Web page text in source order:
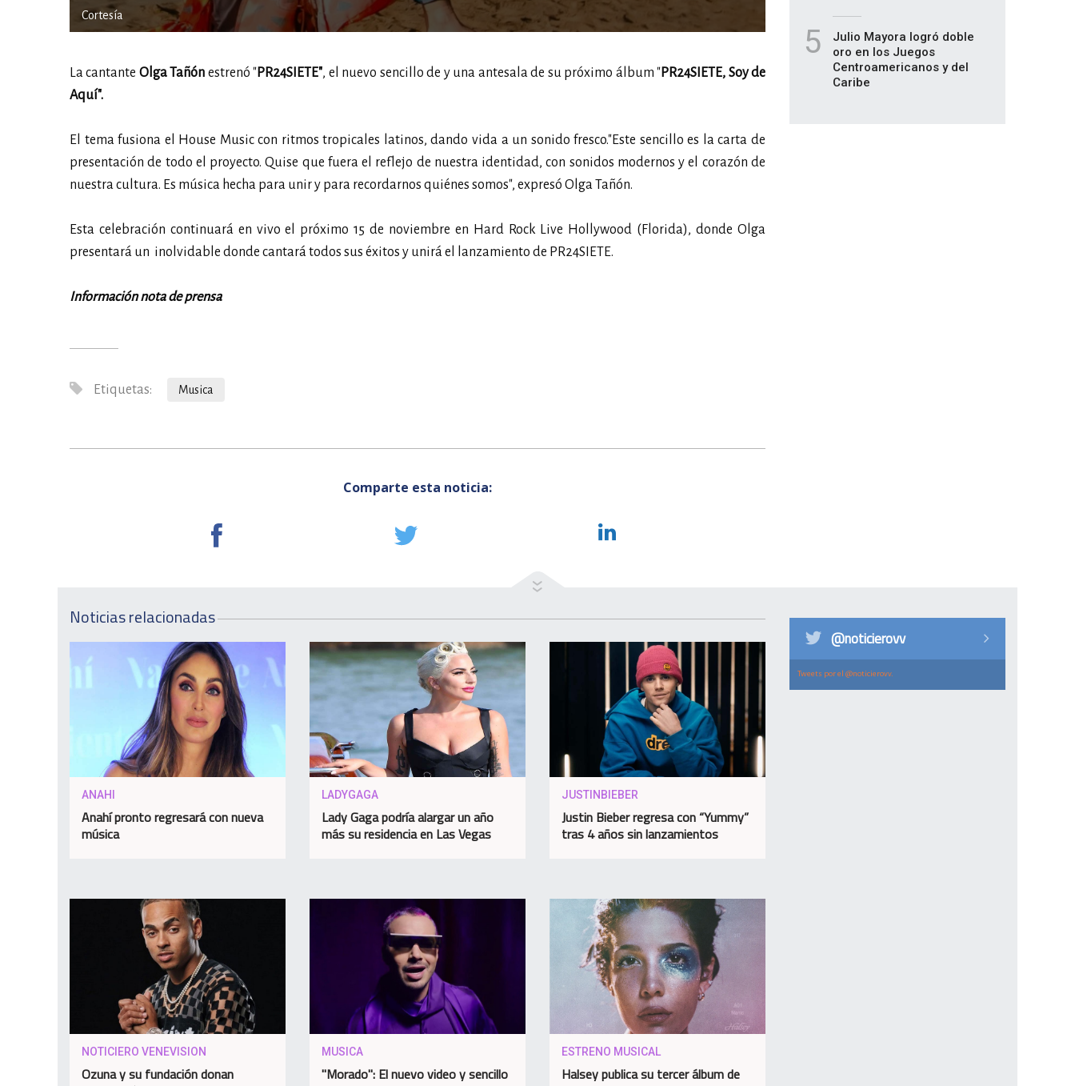
Cortesía
La cantante Olga Tañón estrenó "PR24SIETE", el nuevo sencillo de y una antesala de su próximo álbum "PR24SIETE, Soy de
Aquí".
El tema fusiona el House Music con ritmos tropicales latinos, dando vida a un sonido fresco."Este sencillo es la carta de
presentación de todo el proyecto. Quise que fuera el reflejo de nuestra identidad, con sonidos modernos y el corazón de
nuestra cultura. Es música hecha para unir y para recordarnos quiénes somos", expresó Olga Tañón.
Esta celebración continuará en vivo el próximo 15 de noviembre en Hard Rock Live Hollywood (Florida), donde Olga
presentará un inolvidable donde cantará todos sus éxitos y unirá el lanzamiento de PR24SIETE.
Información nota de prensa
Etiquetas: Musica
Comparte esta noticia:
5
Julio Mayora logró doble
oro en los Juegos
Centroamericanos y del
Caribe
Noticias relacionadas
ANAHI
Anahí pronto regresará con nueva
música
LADYGAGA
Lady Gaga podría alargar un año
más su residencia en Las Vegas
JUSTINBIEBER
Justin Bieber regresa con “Yummy”
tras 4 años sin lanzamientos
NOTICIERO VENEVISION
Ozuna y su fundación donan
MUSICA
"Morado": El nuevo video y sencillo
ESTRENO MUSICAL
Halsey publica su tercer álbum de
@noticierovv
Tweets por el @noticierovv.